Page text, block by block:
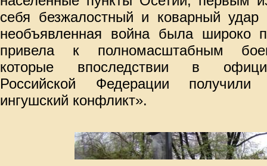
себя безжалостный и коварный
необъявленная война была широко
привела к полномасштабным
которые впоследствии в
Российской Федерации получили
ингушский конфликт».